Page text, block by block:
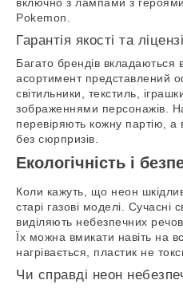
Pokemon.
Гарантія якості та
Багато брендів вкладаються
асортимент представлений
світильники, текстиль,
зображеннями персонажів.
перевіряють кожну партію, а
без сюрпризів.
Екологічність і
Коли кажуть, що неон
старі газові моделі. Сучасні
виділяють небезпечних
Їх можна вмикати навіть на
нагрівається, пластик не
Чи справді неон